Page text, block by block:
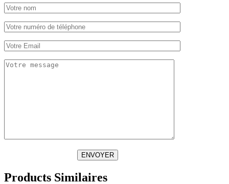
ENVOYER
Products Similaires